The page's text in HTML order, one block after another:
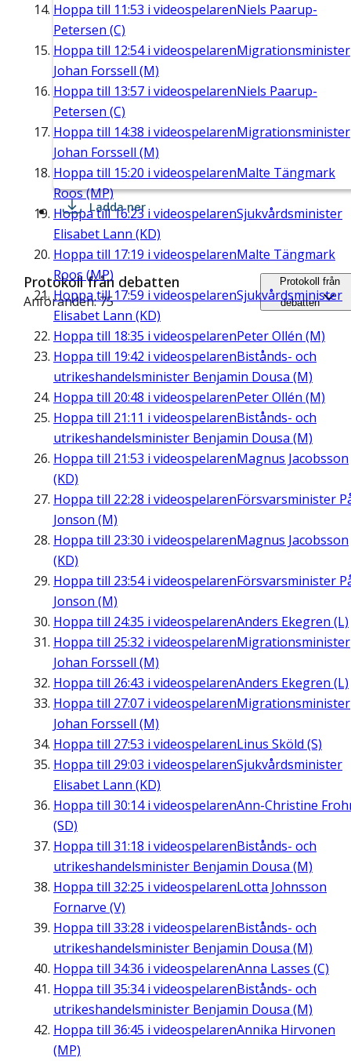
Hoppa till 11:53 i videospelarenNiels Paarup-
Petersen (C)
Hoppa till 12:54i videospelarenMigrationsminister
Johan Forssell (M)
Hoppa till 13:57 i videospelarenNiels Paarup-
Petersen (C)
Hoppa till 14:38 i videospelarenMigrationsminister
Johan Forssell (M)
Hoppa till 15:20 i videospelarenMalte Tängmark
Roos (MP)
Hoppa till16:23 i videospelarenSjukvårdsminister
Elisabet Lann (KD)
Hoppa till 17:19 i videospelarenMalte Tängmark
Roos (MP)
Hoppa till17:59 i videospelarenSjukvårdsminister
Elisabet Lann (KD)
Hoppa till 18:35 i videospelarenPeter Ollén (M)
Hoppa till 19:42 i videospelarenBistånds- och
utrikeshandelsminister Benjamin Dousa (M)
Hoppa till 20:48 i videospelarenPeter Ollén (M)
Hoppa till 21:11 i videospelarenBistånds- och
utrikeshandelsminister Benjamin Dousa (M)
Hoppa till 21:53 i videospelarenMagnus Jacobsson
(KD)
Hoppa till 22:28 i videospelarenFörsvarsminister
Jonson (M)
Hoppa till 23:30 i videospelarenMagnus Jacobsson
(KD)
Hoppa till 23:54i videospelarenFörsvarsminister
Jonson (M)
Hoppa till 24:35 i videospelarenAnders Ekegren (L)
Hoppa till 25:32 i videospelarenMigrationsminister
Johan Forssell (M)
Hoppa till 26:43 i videospelarenAnders Ekegren (L)
Hoppa till 27:07 i videospelarenMigrationsminister
Johan Forssell (M)
Hoppa till 27:53 i videospelarenLinus Sköld (S)
Hoppa till 29:03 i videospelarenSjukvårdsminister
Elisabet Lann (KD)
Hoppa till 30:14i videospelarenAnn-Christine
(SD)
Hoppa till 31:18 i videospelarenBistånds- och
utrikeshandelsminister Benjamin Dousa (M)
Hoppa till 32:25 i videospelarenLotta Johnsson
Fornarve (V)
Hoppa till 33:28 i videospelarenBistånds- och
utrikeshandelsminister Benjamin Dousa (M)
Hoppa till 34:36 i videospelarenAnna Lasses (C)
Hoppa till 35:34i videospelarenBistånds- och
utrikeshandelsminister Benjamin Dousa (M)
Hoppa till 36:45 i videospelarenAnnika Hirvonen
(MP)
Ladda ner
Protokoll från debatten
Anföranden: 75
Protokoll från
debatten